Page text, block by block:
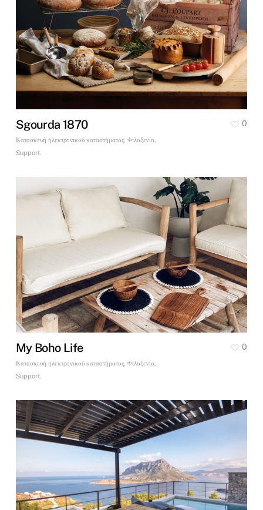
Sgourda 1870
Κατασκευή ηλεκτρονικού καταστήματος, Φιλοξενία,
Support.
0
My Boho Life
Κατασκευή ηλεκτρονικού καταστήματος, Φιλοξενία,
Support.
0